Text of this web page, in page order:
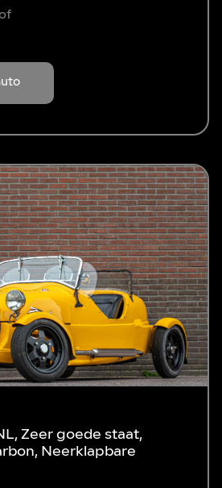
Zeer goede staat,
Neerklapbare